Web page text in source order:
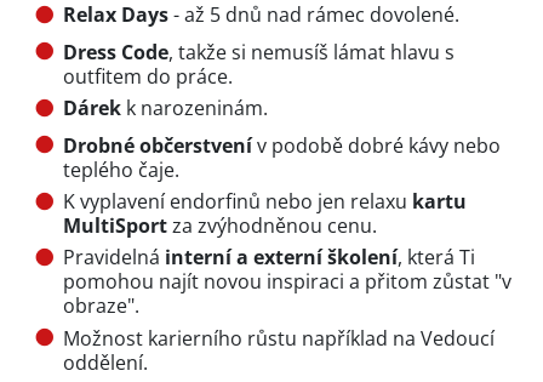
Relax Days- až 5 dnů nad rámec dovolené.
Dress Code, takže si nemusíš lámat hlavu s
outfitem do práce.
Dárek k narozeninám.
Drobné občerstvenív podobě dobré kávy nebo
teplého čaje.
K vyplavení endorfinů nebo jen relaxu kartu
MultiSportza zvýhodněnou cenu.
Pravidelná interní a externí školení, která Ti
pomohou najít novou inspiraci a přitom zůstat "v
obraze".
Možnost karierního růstu například na Vedoucí
oddělení.